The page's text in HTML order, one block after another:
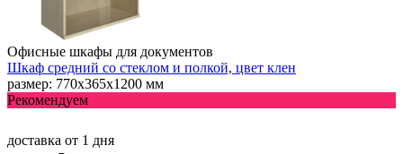
Офисные шкафы для документов
Шкаф средний со стеклом и полкой, цвет клен
размер: 770х365х1200 мм
Рекомендуем
доставка от 1 дня